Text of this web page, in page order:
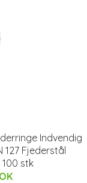
Indvendig
127 Fjederstål
stk